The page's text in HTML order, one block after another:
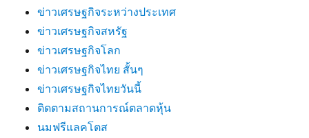
ข่าวเศรษฐกิจระหว่างประเทศ
ข่าวเศรษฐกิจสหรัฐ
ข่าวเศรษฐกิจโลก
ข่าวเศรษฐกิจไทย สั้นๆ
ข่าวเศรษฐกิจไทยวันนี้
ติดตามสถานการณ์ตลาดหุ้น
นมฟรีแลคโตส